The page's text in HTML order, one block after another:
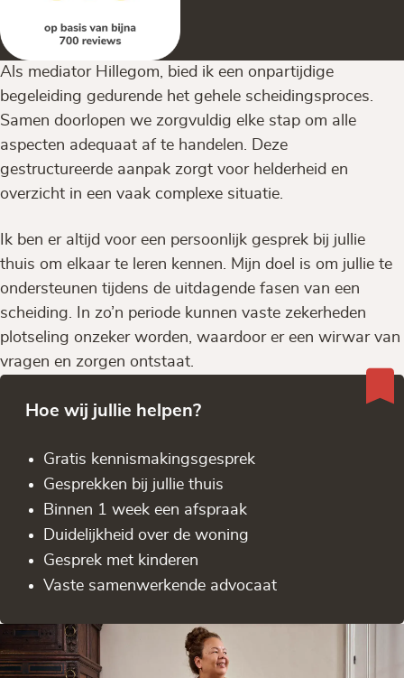
Als mediator Hillegom, bied ik een onpartijdige
begeleiding gedurende het gehele scheidingsproces.
Samen doorlopen we zorgvuldig elke stap om alle
aspecten adequaat af te handelen. Deze
gestructureerde aanpak zorgt voor helderheid en
overzicht in een vaak complexe situatie.
Ik ben er altijd voor een persoonlijk gesprek bij jullie
thuis om elkaar te leren kennen. Mijn doel is om jullie te
ondersteunen tijdens de uitdagende fasen van een
scheiding. In zo’n periode kunnen vaste zekerheden
plotseling onzeker worden, waardoor er een wirwar van
vragen en zorgen ontstaat.
Hoe wij jullie helpen?
Gratis kennis­makingsgesprek
Gesprekken bij jullie thuis
Binnen 1 week een afspraak
Duidelijkheid over de woning
Gesprek met kinderen
Vaste samenwerkende advocaat